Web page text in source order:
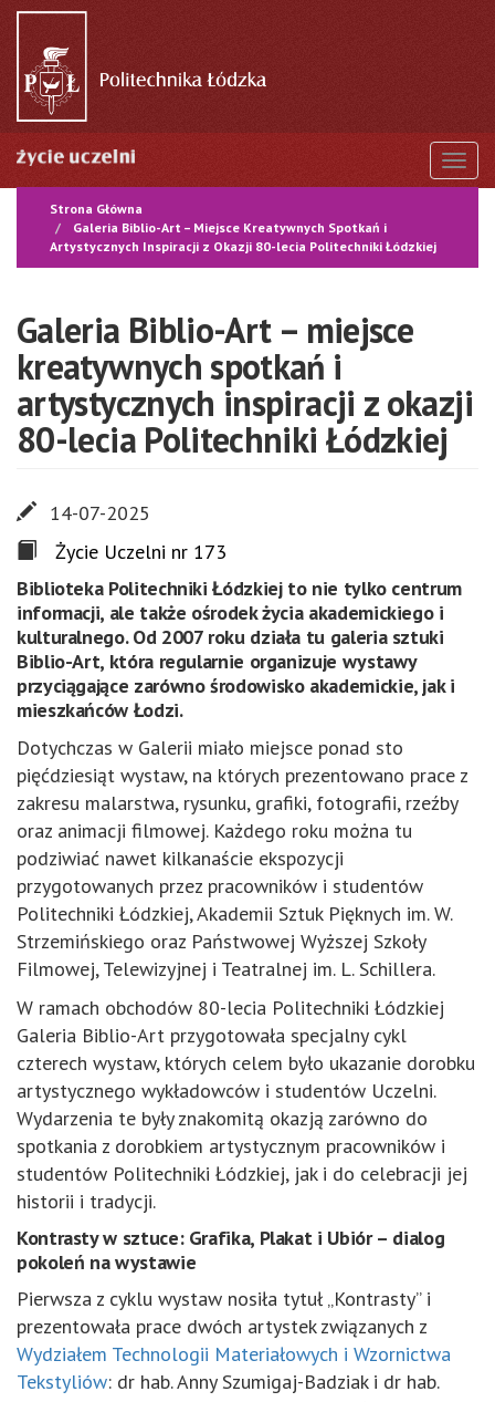
Przejdź
treści
Strona Główna
Galeria Biblio-Art – Miejsce Kreatywnych Spotkań i
Artystycznych Inspiracji z Okazji 80-lecia Politechniki Łódzkiej
Galeria Biblio-Art – miejsce
kreatywnych spotkań i
artystycznych inspiracji z okazji
80-lecia Politechniki Łódzkiej
14-07-2025
Życie Uczelni nr 173
Biblioteka Politechniki Łódzkiej to nie tylko centrum
informacji, ale także ośrodek życia akademickiego i
kulturalnego. Od 2007 roku działa tu galeria sztuki
Biblio-Art, która regularnie organizuje wystawy
przyciągające zarówno środowisko akademickie, jak i
mieszkańców Łodzi.
Dotychczas w Galerii miało miejsce ponad sto
pięćdziesiąt wystaw, na których prezentowano prace z
zakresu malarstwa, rysunku, grafiki, fotografii, rzeźby
oraz animacji filmowej. Każdego roku można tu
podziwiać nawet kilkanaście ekspozycji
przygotowanych przez pracowników i studentów
Politechniki Łódzkiej, Akademii Sztuk Pięknych im. W.
Strzemińskiego oraz Państwowej Wyższej Szkoły
Filmowej, Telewizyjnej i Teatralnej im. L. Schillera.
W ramach obchodów 80-lecia Politechniki Łódzkiej
Galeria Biblio-Art przygotowała specjalny cykl
czterech wystaw, których celem było ukazanie dorobku
artystycznego wykładowców i studentów Uczelni.
Wydarzenia te były znakomitą okazją zarówno do
spotkania z dorobkiem artystycznym pracowników i
studentów Politechniki Łódzkiej, jak i do celebracji jej
historii i tradycji.
Kontrasty w sztuce: Grafika, Plakat i Ubiór – dialog
pokoleń na wystawie
Pierwsza z cyklu wystaw nosiła tytuł „Kontrasty” i
prezentowała prace dwóch artystek związanych z
Wydziałem Technologii Materiałowych i Wzornictwa
Tekstyliów: dr hab. Anny Szumigaj-Badziak i dr hab.